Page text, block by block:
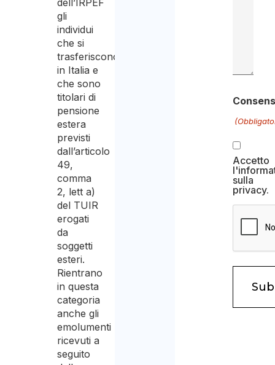
dell’IRPEF
gli
individui
che si
trasferiscono
in Italia e
che sono
titolari di
pensione
estera
previsti
dall’articolo
49,
comma
2, lett a)
del TUIR
erogati
da
soggetti
esteri.
Rientrano
in questa
categoria
anche gli
emolumenti
ricevuti a
seguito
Accetto
sulla
privacy.